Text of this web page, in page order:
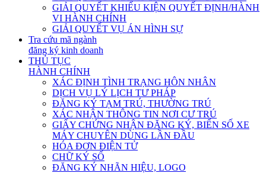
GIẢI QUYẾT KHIẾU KIỆN QUYẾT ĐỊNH/HÀNH
VI HÀNH CHÍNH
GIẢI QUYẾT VỤ ÁN HÌNH SỰ
Tra cứu mã ngành
đăng ký kinh doanh
THỦ TỤC
HÀNH CHÍNH
XÁC ĐỊNH TÌNH TRẠNG HÔN NHÂN
DỊCH VỤ LÝ LỊCH TƯ PHÁP
ĐĂNG KÝ TẠM TRÚ, THƯỜNG TRÚ
XÁC NHẬN THÔNG TIN NƠI CƯ TRÚ
GIẤY CHỨNG NHẬN ĐĂNG KÝ, BIỂN SỐ XE
MÁY CHUYÊN DÙNG LẦN ĐẦU
HÓA ĐƠN ĐIỆN TỬ
CHỮ KÝ SỐ
ĐĂNG KÝ NHÃN HIỆU, LOGO